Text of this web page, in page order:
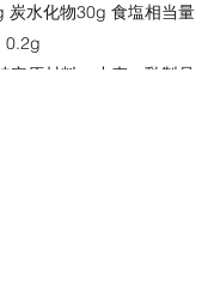
炭水化物30g 食塩相当量
0.2g
定原材料：小麦・乳製品